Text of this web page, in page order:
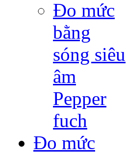
Đo mức
bằng
sóng siêu
âm
Pepper
fuch
Đo mức